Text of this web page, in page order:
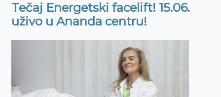
Tečaj Energetski facelift! 15.06.
uživo u Ananda centru!